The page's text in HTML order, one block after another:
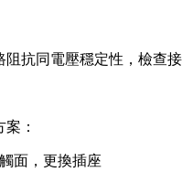
阻抗同電壓穩定性，檢查
：
面，更換插座